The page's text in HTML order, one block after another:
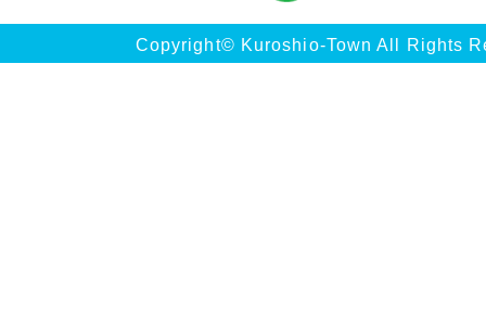
Copyright© Kuroshio-Town All Rights